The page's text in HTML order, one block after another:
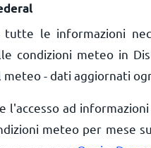
tutte le informazioni
condizioni meteo in
- dati aggiornati
l'accesso ad informazioni
meteo per mese